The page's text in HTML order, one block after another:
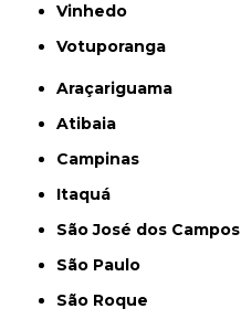
Vinhedo
Votuporanga
Araçariguama
Atibaia
Campinas
Itaquá
São José dos Campos
São Paulo
São Roque